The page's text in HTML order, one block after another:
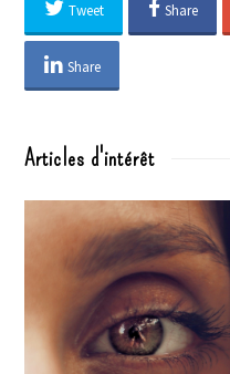
Tweet Share
Share
Articles d'intérêt